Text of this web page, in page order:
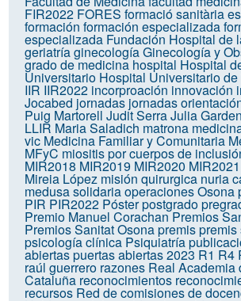
FIR2022 FORES formació sanitària
formación formación especializada
especializada Fundación Hospital de
geriatríaginecologíaGinecología y
grado de medicina hospital Hospital
Universitario Hospital Universitario
IIR IIR2022 incorproación innovación
Jocabed jornadas jornadas
Puig Martorell Judit SerraJulia
LLIR Maria Saladich matrona
vic Medicina Familiar y Comunitaria
MFyC miositis por cuerpos de
MIR2018 MIR2019 MIR2020 MIR2021
Mireia López misión quirurgica nuria
medusa solidariaoperacionesOsona
PIR PIR2022 Pósterpostgrado
Premio Manuel Corachan Premios
Premios Sanitat Osonapremispremis
psicología clínica Psiquiatría
abiertaspuertas abiertas 2023 R1 R4
raúl guerrero razones Real Academia
Cataluña reconocimientos
recursos Red de comisiones de